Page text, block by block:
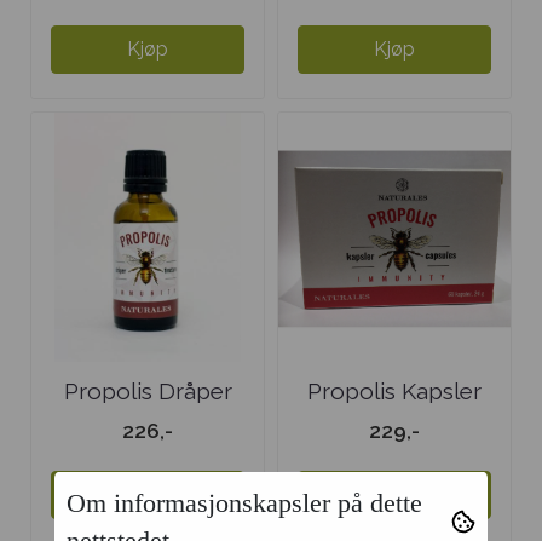
Kjøp Kjøp
Propolis Dråper
226,-
Kjøp
Propolis Kapsler
229,-
Kjøp
Om informasjonskapsler på dette